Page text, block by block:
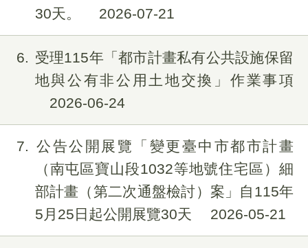
30天。
2026-07-21
6
受理​115年「都市計畫私有公共設施保留
地與公有非公用土地交換」作業事項
2026-06-24
7
公告公開展覽「變更臺中市都市計畫
（南屯區寶山段​1032等地號住宅區）細
部計畫（第二次通盤檢討）案」自​115年
5月25日起公開展覽30天
2026-05-21